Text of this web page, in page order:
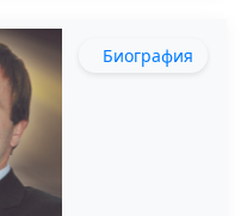
Биография